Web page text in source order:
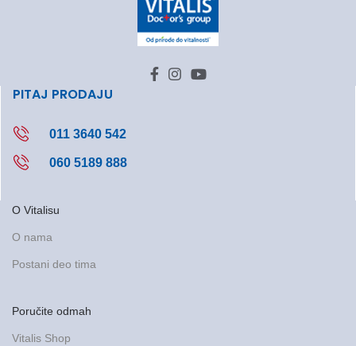
PITAJ PRODAJU
011 3640 542
060 5189 888
O Vitalisu
O nama
Postani deo tima
Poručite odmah
Vitalis Shop